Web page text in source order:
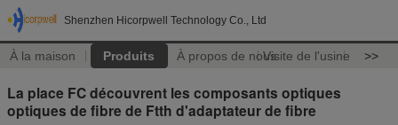
Shenzhen Hicorpwell Technology Co., Ltd
À la maison Produits À propos de nousVisite de l'usine >>
La place FC découvrent les composants optiques
optiques de fibre de Ftth d'adaptateur de fibre